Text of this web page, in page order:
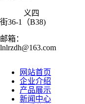
义四
街36-1（B38)
邮箱：
lnlrzdh@163.com
网站首页
企业介绍
产品展示
新闻中心